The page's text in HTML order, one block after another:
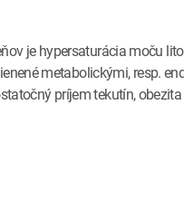
je hypersaturácia moču
metabolickými, resp.
príjem tekutín,